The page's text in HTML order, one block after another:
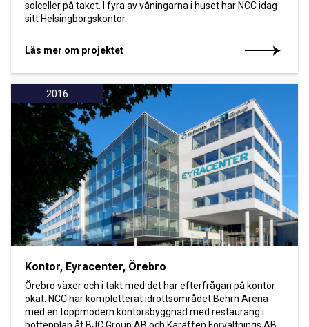
solceller på taket. I fyra av våningarna i huset har NCC idag
sitt Helsingborgskontor.
Läs mer om projektet
2016
Kontor, Eyracenter, Örebro
Örebro växer och i takt med det har efterfrågan på kontor
ökat. NCC har kompletterat idrottsområdet Behrn Arena
med en toppmodern kontorsbyggnad med restaurang i